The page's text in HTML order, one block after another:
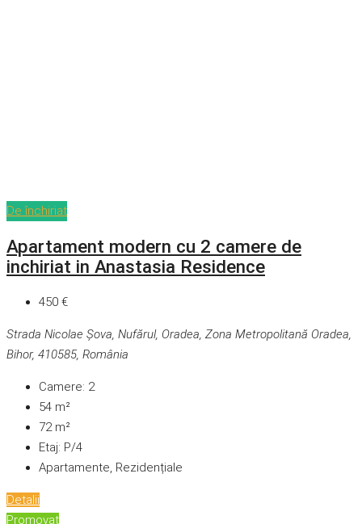
De închiriat
Apartament modern cu 2 camere de
inchiriat in Anastasia Residence
450 €
Strada Nicolae Șova, Nufărul, Oradea, Zona Metropolitană Oradea,
Bihor, 410585, România
Camere: 2
54 m²
72m²
Etaj: P/4
Apartamente, Rezidențiale
Detalii
Promovat